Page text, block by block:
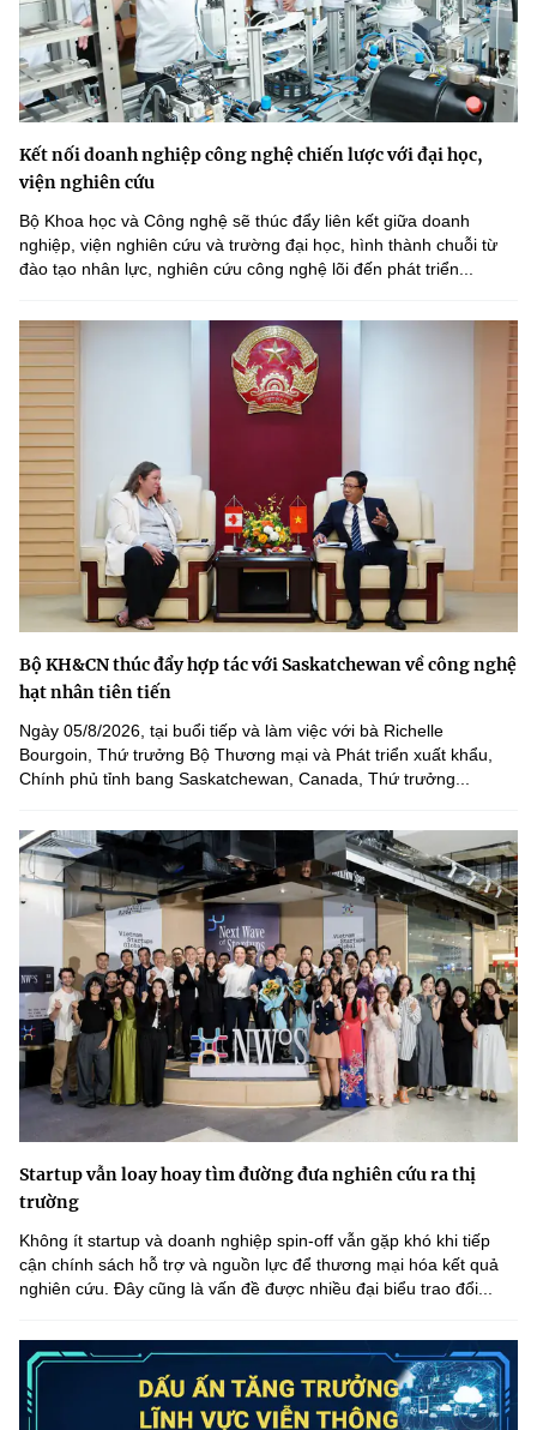
Kết nối doanh nghiệp công nghệ chiến lược với đại học,
viện nghiên cứu
Bộ Khoa học và Công nghệ sẽ thúc đẩy liên kết giữa doanh
nghiệp, viện nghiên cứu và trường đại học, hình thành chuỗi từ
đào tạo nhân lực, nghiên cứu công nghệ lõi đến phát triển...
Bộ KH&CN thúc đẩy hợp tác với Saskatchewan về công nghệ
hạt nhân tiên tiến
Ngày 05/8/2026, tại buổi tiếp và làm việc với bà Richelle
Bourgoin, Thứ trưởng Bộ Thương mại và Phát triển xuất khẩu,
Chính phủ tỉnh bang Saskatchewan, Canada, Thứ trưởng...
Startup vẫn loay hoay tìm đường đưa nghiên cứu ra thị
trường
Không ít startup và doanh nghiệp spin-off vẫn gặp khó khi tiếp
cận chính sách hỗ trợ và nguồn lực để thương mại hóa kết quả
nghiên cứu. Đây cũng là vấn đề được nhiều đại biểu trao đổi...